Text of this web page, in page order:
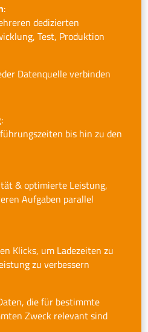
:
dedizierten
Test, Produktion
Datenquelle verbinden
:
bis hin zu den
& optimierte Leistung,
Aufgaben parallel
Klicks, um Ladezeiten zu
zu verbessern
die für bestimmte
Zweck relevant sind